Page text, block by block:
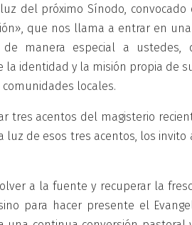
del próximo Sínodo,
que nos llama a entrar en
manera especial a ustedes,
identidad y la misión propia de
locales.
tres acentos del magisterio
luz de esos tres acentos, los invito
a la fuente y recuperar la
para hacer presente el